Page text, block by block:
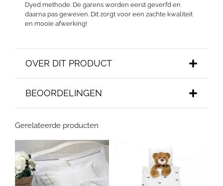
Dyed methode. De garens worden eerst geverfd en
daarna pas geweven. Dit zorgt voor een zachte kwaliteit
en mooie afwerking!
OVER DIT PRODUCT
BEOORDELINGEN
Gerelateerde producten